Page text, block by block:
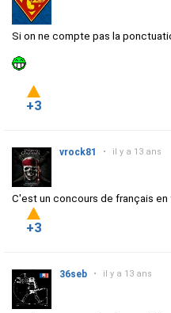
Si on ne compte pas la
+3
vrock81 • il y a 13 ans
C'est un concours de français en
+3
36seb • il y a 13 ans